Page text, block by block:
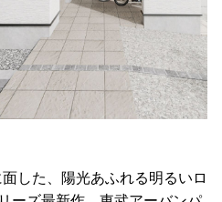
した、陽光あふれる明るいロ